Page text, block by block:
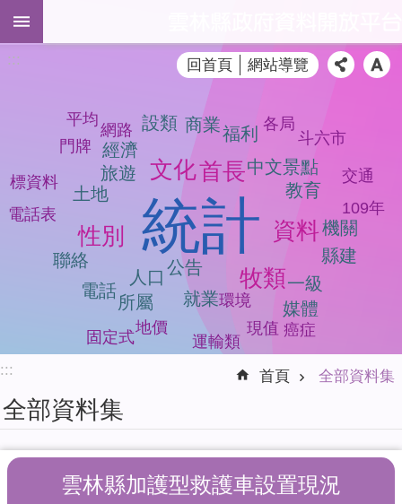
跳到主要內容區塊
全
部
檢
擬
系
統
::: 回首頁 網站導覽
統計
文化首長
性別
資料
牧類
人口
公告
旅遊
中文景點
教育
土地
就業
經濟
福利
所屬
一級
機關
聯絡
電話
商業
縣建
設類
媒體
環境
各局
網路
電話表 109年
現值
地價
斗六市
門牌
標資料
交通
運輸類
固定式
平均
癌症
::: 首頁 全部資料集
全部資料集
雲林縣加護型救護車設置現況